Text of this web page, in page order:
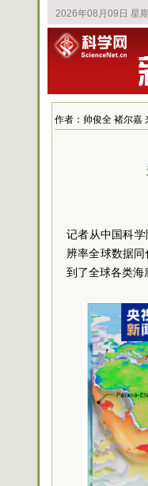
作者：帅俊全 褚尔嘉
记者从中国科
辨率全球数据
到了全球各类海